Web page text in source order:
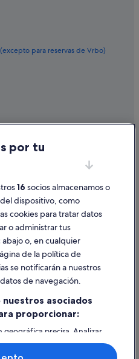
para reservas de Vrbo)
denunciar contenido
un alquiler vacacional
por tu
16 socios almacenamos o
dispositivo, como
cookies para tratar datos
o administrar tus
o, en cualquier
de la política de
se notificarán a nuestros
de navegación.
asociados
proporcionar:
geográfica precisa. Analizar
del dispositivo para su
en un dispositivo